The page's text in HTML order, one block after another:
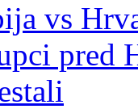
vs
pred